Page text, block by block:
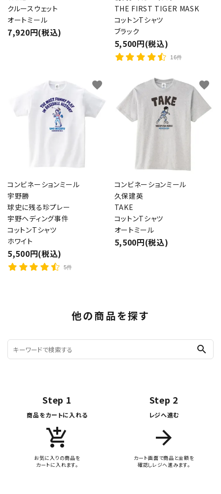
クルースウェット
オートミール
7,920円(税込)
THE FIRST TIGER MASK
コットンTシャツ
ブラック
5,500円(税込)
16件
コンビネーションミール
宇野勝
球史に残る珍プレー
宇野ヘディング事件
コットンTシャツ
ホワイト
5,500円(税込)
5件
favorite
コンビネーションミール
久保建英
TAKE
コットンTシャツ
オートミール
5,500円(税込)
favorite
他の商品を探す
search
Step 1
商品をカートに入れる
add_shopping_cart
お気に入りの商品を
カートに入れます。
Step 2
レジへ進む
arrow_forward
カート画面で商品と金額を
確認しレジへ進みます。